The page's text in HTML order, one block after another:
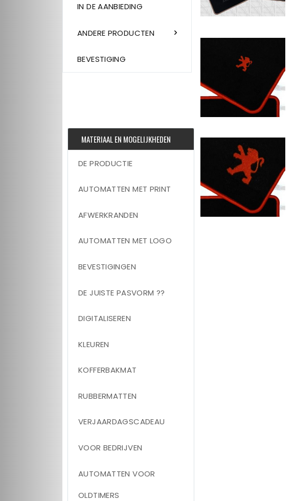
IN DE AANBIEDING
ANDERE PRODUCTEN
BEVESTIGING
MATERIAAL EN MOGELIJKHEDEN
DE PRODUCTIE
AUTOMATTEN MET PRINT
AFWERKRANDEN
AUTOMATTEN MET LOGO
BEVESTIGINGEN
DE JUISTE PASVORM ??
DIGITALISEREN
KLEUREN
KOFFERBAKMAT
RUBBERMATTEN
VERJAARDAGSCADEAU
VOOR BEDRIJVEN
AUTOMATTEN VOOR
OLDTIMERS